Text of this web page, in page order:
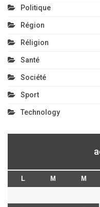
Politique
Région
Réligion
Santé
Société
Sport
Technology
L M M